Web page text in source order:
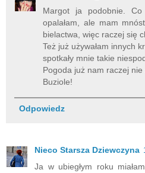
Margot ja podobnie.
opalałam, ale mam
bielactwa, więc raczej się
Też już używałam innych
spotkały mnie takie
Pogoda już nam raczej
Buziole!
Odpowiedz
Nieco Starsza Dziewczyna
Ja w ubiegłym roku